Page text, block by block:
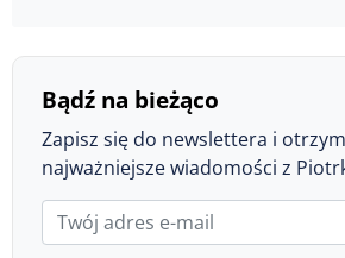
Bądź na bieżąco
Zapisz się do newslettera i
najważniejsze wiadomości z